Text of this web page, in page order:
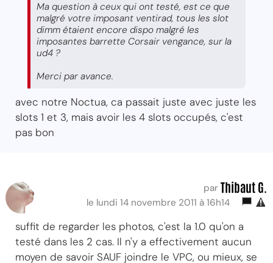
Ma question à ceux qui ont testé, est ce que
malgré votre imposant ventirad, tous les slot
dimm étaient encore dispo malgré les
imposantes barrette Corsair vengance, sur la
ud4 ?
Merci par avance.
avec notre Noctua, ca passait juste avec juste les
slots 1 et 3, mais avoir les 4 slots occupés, c'est
pas bon
par Thibaut G.
le lundi 14 novembre 2011 à 16h14
suffit de regarder les photos, c'est la 1.0 qu'on a
testé dans les 2 cas. Il n'y a effectivement aucun
moyen de savoir SAUF joindre le VPC, ou mieux, se